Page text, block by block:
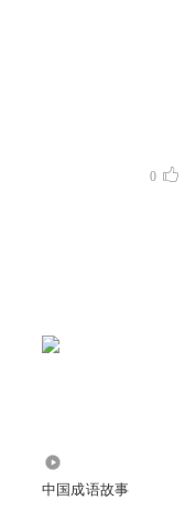
0
中国成语故事